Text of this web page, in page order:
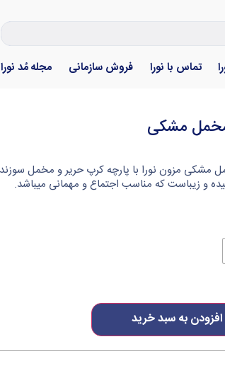
تماس با نورا فروش سازمانی مجله مُد نورا
مخمل مشکی
و زیباست که مناسب اجتماع و مهمانی میباشد.
افزودن به سبد خرید